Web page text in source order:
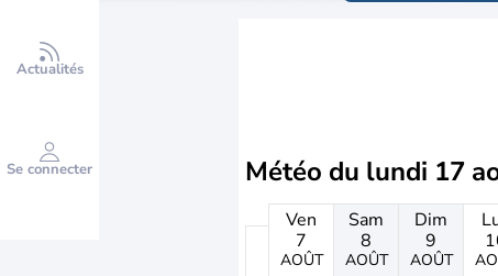
Actualités
Se connecter Météo du lundi 17
Ven
7
AOÛT
Sam
8
AOÛT
Dim
9
AOÛT